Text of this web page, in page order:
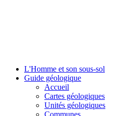
L'Homme et son sous-sol
Guide géologique
Accueil
Cartes géologiques
Unités géologiques
Communes